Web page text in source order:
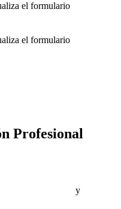
el formulario
el formulario
Profesional
y